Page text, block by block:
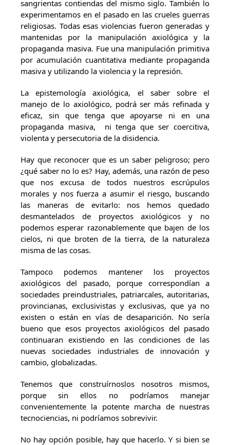
sangrientas contiendas del mismo siglo. También lo
experimentamos en el pasado en las crueles guerras
religiosas. Todas esas violencias fueron generadas y
mantenidas por la manipulación axiológica y la
propaganda masiva. Fue una manipulación primitiva
por acumulación cuantitativa mediante propaganda
masiva y utilizando la violencia y la represión.
La epistemología axiológica, el saber sobre el
manejo de lo axiológico, podrá ser más refinada y
eficaz, sin que tenga que apoyarse ni en una
propaganda masiva, ni tenga que ser coercitiva,
violenta y persecutoria de la disidencia.
Hay que reconocer que es un saber peligroso; pero
¿qué saber no lo es? Hay, además, una razón de peso
que nos excusa de todos nuestros escrúpulos
morales y nos fuerza a asumir el riesgo, buscando
las maneras de evitarlo: nos hemos quedado
desmantelados de proyectos axiológicos y no
podemos esperar razonablemente que bajen de los
cielos, ni que broten de la tierra, de la naturaleza
misma de las cosas.
Tampoco podemos mantener los proyectos
axiológicos del pasado, porque correspondían a
sociedades preindustriales, patriarcales, autoritarias,
provincianas, exclusivistas y exclusivas, que ya no
existen o están en vías de desaparición. No sería
bueno que esos proyectos axiológicos del pasado
continuaran existiendo en las condiciones de las
nuevas sociedades industriales de innovación y
cambio, globalizadas.
Tenemos que construírnoslos nosotros mismos,
porque sin ellos no podríamos manejar
convenientemente la potente marcha de nuestras
tecnociencias, ni podríamos sobrevivir.
No hay opción posible, hay que hacerlo. Y si bien se